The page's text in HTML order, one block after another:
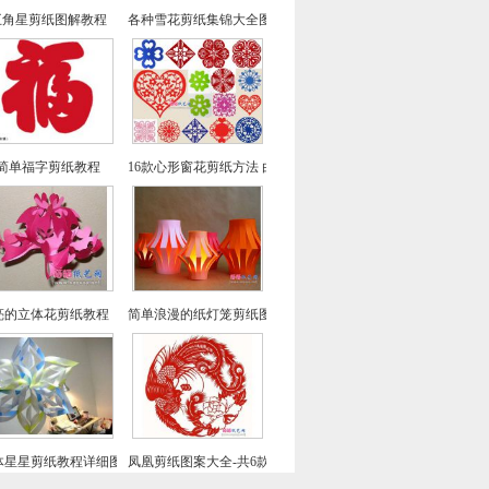
星剪纸图解教程 各种雪花剪纸集锦大全图解
单福字剪纸教程 16款心形窗花剪纸方法 由简到难窗花剪纸教程大全
的立体花剪纸教程（一）简单浪漫的纸灯笼剪纸图解教程
星星剪纸教程详细图解凤凰剪纸图案大全-共6款